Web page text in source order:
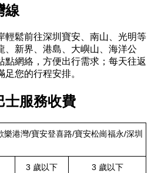
線
輕鬆前往深圳寶安、南山、光明等
、新界、港島、大嶼山、海洋公
點網絡，方便出行需求；每天往返
您的行程安排。
士服務收費
港灣/寶安登喜路/寶安松崗福永/深圳
3 歲以下
3 歲以下